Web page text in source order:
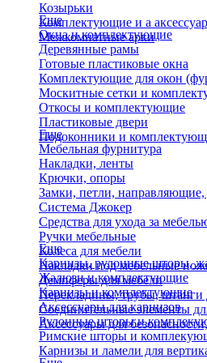
Козырьки
Комплектующие и а
Межкомнатные арки
Еще
Окна и комплектующие
Деревянные рамы
Готовые пластиковые окна
Комплектующие для окон
Москитные сетки и
Откосы и комплектующие
Пластиковые двери
Подоконники и
Еще
Мебельная фурнитура
Накладки, ленты
Крючки, опоры
Замки, петли, направляющие,
Система Джокер
Средства для ухода за
Ручки мебельные
Колеса для мебели
Накладки под мебельные
Демпферы для мебели
Перекладины, трубы, штанги
Соединительные элементы
Аксессуары для
Еще
Карнизы, рулонные шторы,
Жалюзи и комплектующие
Карнизы и комплектующие
Аксессуары для карнизов
Рулонные шторы и
Римские шторы и
Карнизы и ламели для